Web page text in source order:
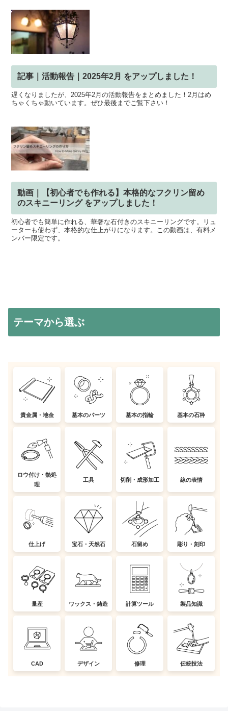
記事｜活動報告｜2025年2月 をアップしました！
遅くなりましたが、2025年2月の活動報告をまとめました！2月はめ
ちゃくちゃ動いています。ぜひ最後までご覧下さい！
動画｜【初心者でも作れる】本格的なフクリン留め
のスキニーリング をアップしました！
初心者でも簡単に作れる、華奢な石付きのスキニーリングです。リュ
ーターも使わず、本格的な仕上がりになります。この動画は、有料メ
ンバー限定です。
テーマから選ぶ
貴金属・地金 基本のパーツ 基本の指輪 基本の石枠
ロウ付け・熱処
理
工具 切削・成形加工 線の表情
仕上げ 宝石・天然石 石留め 彫り・刻印
量産 ワックス・鋳造 計算ツール 製品知識
CAD デザイン 修理 伝統技法